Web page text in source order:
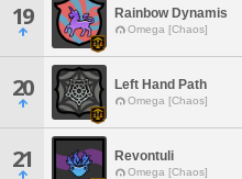
19 Rainbow Dynamis
Omega [Chaos]
20 Left Hand Path
Omega [Chaos]
21 Revontuli
Omega [Chaos]